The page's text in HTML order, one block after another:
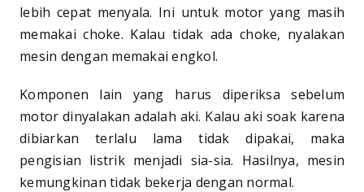
lebih cepat menyala. Ini untuk motor yang masih
memakai choke. Kalau tidak ada choke, nyalakan
mesin dengan memakai engkol.
Komponen lain yang harus diperiksa sebelum
motor dinyalakan adalah aki. Kalau aki soak karena
dibiarkan terlalu lama tidak dipakai, maka
pengisian listrik menjadi sia-sia. Hasilnya, mesin
kemungkinan tidak bekerja dengan normal.